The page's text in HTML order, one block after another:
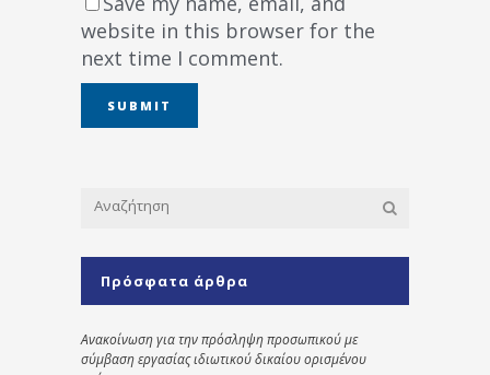
website in this browser for the
next time I comment.
Πρόσφατα άρθρα
Ανακοίνωση για την πρόσληψη προσωπικού με
σύμβαση εργασίας ιδιωτικού δικαίου ορισμένου